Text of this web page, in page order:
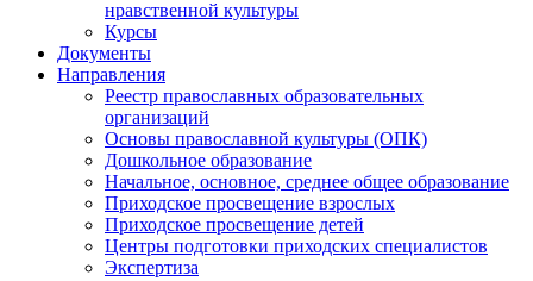
нравственной культуры
Курсы
Документы
Направления
Реестр православных образовательных
организаций
Основы православной культуры (ОПК)
Дошкольное образование
Начальное, основное, среднее общее образование
Приходское просвещение взрослых
Приходское просвещение детей
Центры подготовки приходских специалистов
Экспертиза